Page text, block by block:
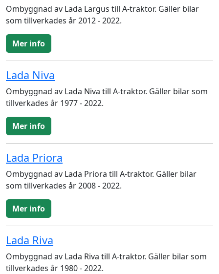
Ombyggnad av Lada Largus till A-traktor. Gäller bilar
som tillverkades år 2012 - 2022.
Mer info
Lada Niva
Ombyggnad av Lada Niva till A-traktor. Gäller bilar som
tillverkades år 1977 - 2022.
Mer info
Lada Priora
Ombyggnad av Lada Priora till A-traktor. Gäller bilar
som tillverkades år 2008 - 2022.
Mer info
Lada Riva
Ombyggnad av Lada Riva till A-traktor. Gäller bilar som
tillverkades år 1980 - 2022.